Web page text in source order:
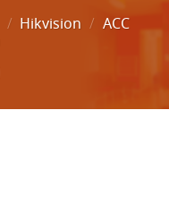
/ Hikvision / ACC